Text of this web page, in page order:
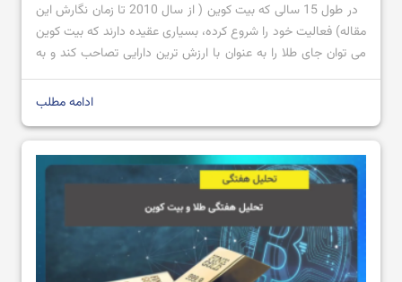
در طول 15 سالی که بیت کوین ( از سال 2010 تا زمان نگارش این
مقاله) فعالیت خود را شروع کرده، بسیاری عقیده دارند که بیت کوین
می توان جای طلا را به عنوان با ارزش ترین دارایی تصاحب کند و به
عنوان طلای دیجیتال شناخته شود؛ اما تاکنون که چنین اتفاقی
ادامه مطلب